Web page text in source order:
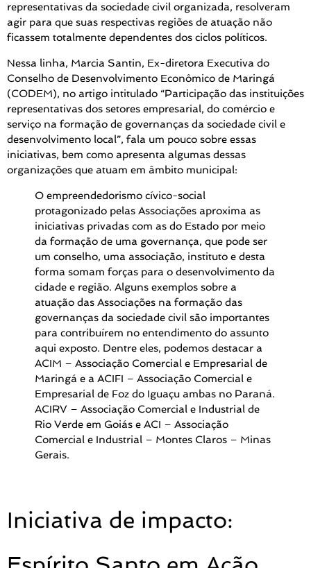
representativas da sociedade civil organizada, resolveram
agir para que suas respectivas regiões de atuação não
ficassem totalmente dependentes dos ciclos políticos.
Nessa linha, Marcia Santin, Ex-diretora Executiva do
Conselho de Desenvolvimento Econômico de Maringá
(CODEM), no artigo intitulado “Participação das instituições
representativas dos setores empresarial, do comércio e
serviço na formação de governanças da sociedade civil e
desenvolvimento local”, fala um pouco sobre essas
iniciativas, bem como apresenta algumas dessas
organizações que atuam em âmbito municipal:
O empreendedorismo cívico-social
protagonizado pelas Associações aproxima as
iniciativas privadas com as do Estado por meio
da formação de uma governança, que pode ser
um conselho, uma associação, instituto e desta
forma somam forças para o desenvolvimento da
cidade e região. Alguns exemplos sobre a
atuação das Associações na formação das
governanças da sociedade civil são importantes
para contribuírem no entendimento do assunto
aqui exposto. Dentre eles, podemos destacar a
ACIM – Associação Comercial e Empresarial de
Maringá e a ACIFI – Associação Comercial e
Empresarial de Foz do Iguaçu ambas no Paraná.
ACIRV – Associação Comercial e Industrial de
Rio Verde em Goiás e ACI – Associação
Comercial e Industrial – Montes Claros – Minas
Gerais.
Iniciativa de impacto: